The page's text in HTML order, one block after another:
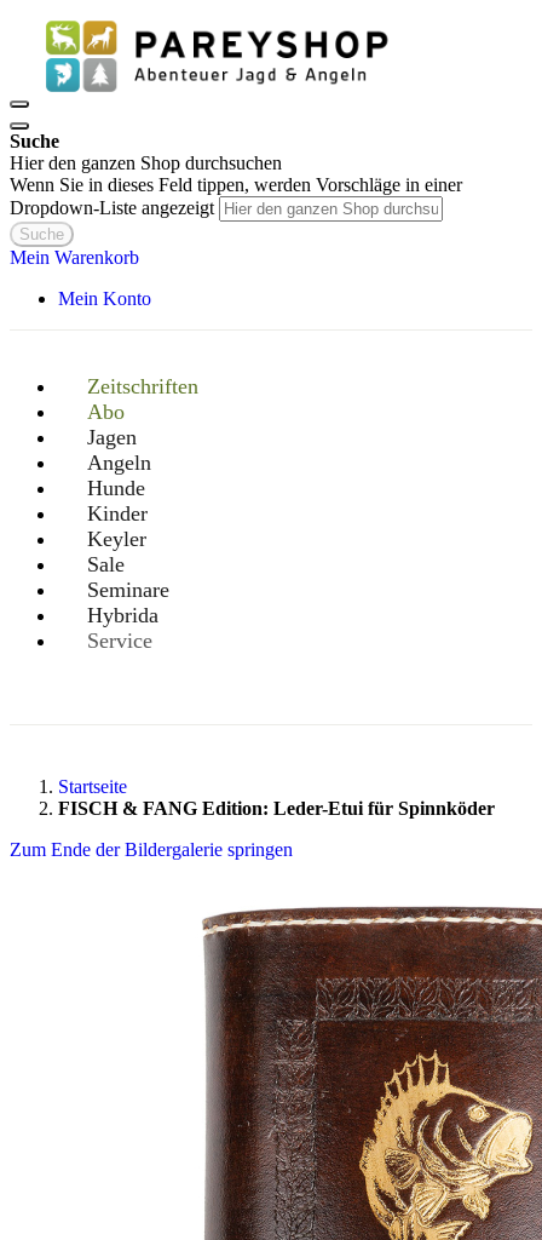
Suche
Hier den ganzen Shop durchsuchen
Wenn Sie in dieses Feld tippen, werden Vorschläge in einer
Dropdown-Liste angezeigt
Suche
Mein Warenkorb
Mein Konto
Zeitschriften
Abo
Jagen
Angeln
Hunde
Kinder
Keyler
Sale
Seminare
Hybrida
Service
Startseite
FISCH & FANG Edition: Leder-Etui für Spinnköder
Zum Ende der Bildergalerie springen